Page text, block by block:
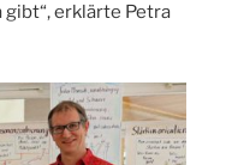
erklärte Petra